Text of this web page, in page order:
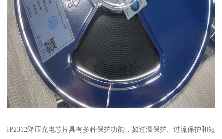
IP2312降压充电芯片具有多种保护功能，如过温保护、过流保护和短